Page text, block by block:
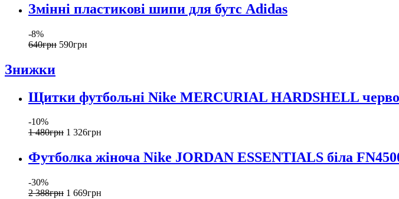
Змінні пластикові шипи для бутс Adidas
-8%
640грн 590грн
Знижки
Щитки футбольні Nike MERCURIAL HARDSHELL
-10%
1 480грн 1 326грн
Футболка жіноча Nike JORDAN ESSENTIALS біла
-30%
2 388грн 1 669грн